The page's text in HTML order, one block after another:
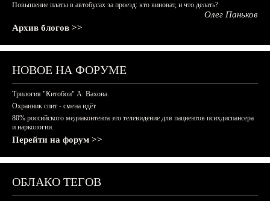
Повышение платы в автобусах за проезд: кто виноват, и что делать?
Олег Паньков
Архив блогов >>
НОВОЕ НА ФОРУМЕ
Трилогия "Китобои" А. Вахова.
Охранник спит - смена идёт
80% российского медиаконтента это телевидение для пациентов психдиспансера
и наркологии.
Перейти на форум >>
ОБЛАКО ТЕГОВ